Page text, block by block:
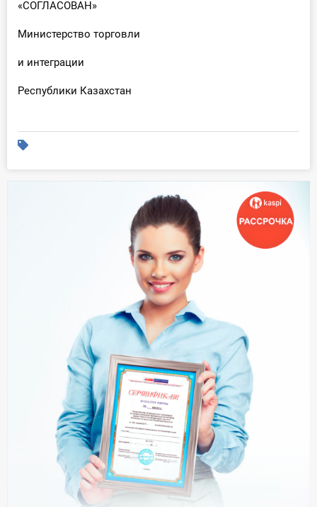
«СОГЛАСОВАН»
Министерство торговли
и интеграции
Республики Казахстан